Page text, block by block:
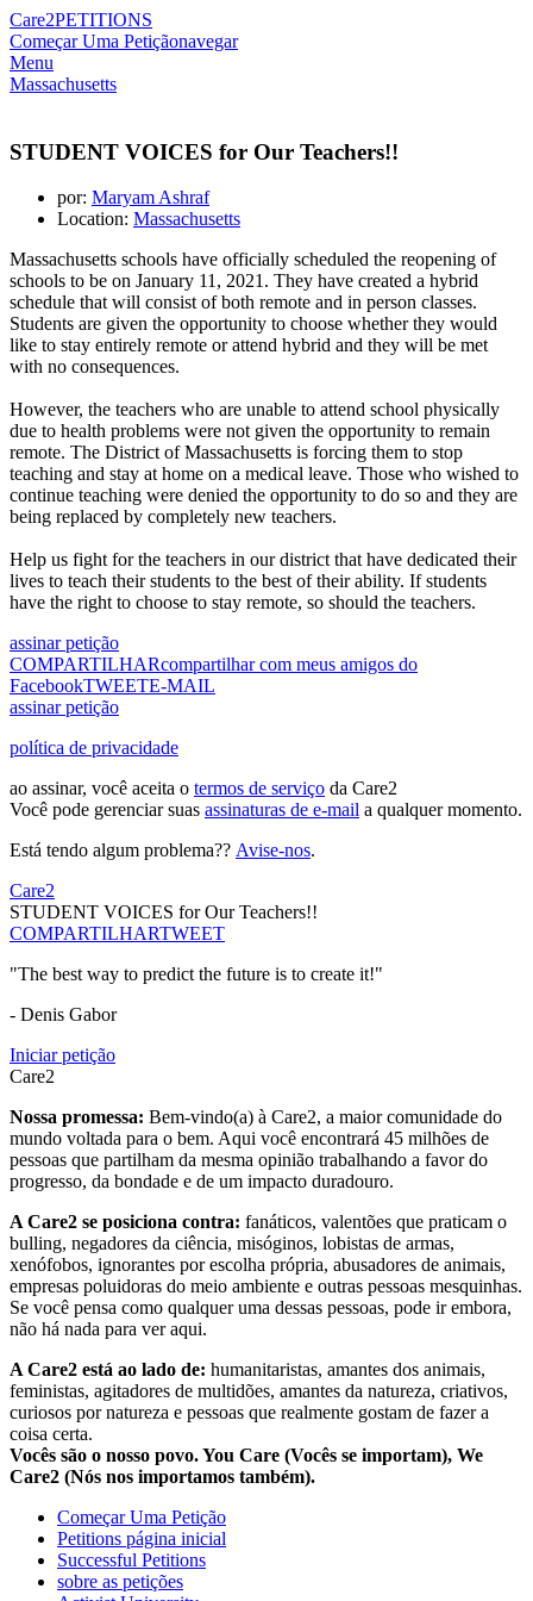
Care2PETITIONS
Começar Uma Petiçãonavegar
Menu
Massachusetts
STUDENT VOICES for Our Teachers!!
por: Maryam Ashraf
Location: Massachusetts
Massachusetts schools have officially scheduled the reopening of
schools to be on January 11, 2021. They have created a hybrid
schedule that will consist of both remote and in person classes.
Students are given the opportunity to choose whether they would
like to stay entirely remote or attend hybrid and they will be met
with no consequences.
However, the teachers who are unable to attend school physically
due to health problems were not given the opportunity to remain
remote. The District of Massachusetts is forcing them to stop
teaching and stay at home on a medical leave. Those who wished to
continue teaching were denied the opportunity to do so and they are
being replaced by completely new teachers.
Help us fight for the teachers in our district that have dedicated their
lives to teach their students to the best of their ability. If students
have the right to choose to stay remote, so should the teachers.
assinar petição
COMPARTILHARcompartilhar com meus amigos do
FacebookTWEETE-MAIL
assinar petição
política de privacidade
ao assinar, você aceita o termos de serviço da Care2
Você pode gerenciar suas assinaturas de e-mail a qualquer momento.
Está tendo algum problema?? Avise-nos.
Care2
STUDENT VOICES for Our Teachers!!
COMPARTILHARTWEET
"The best way to predict the future is to create it!"
- Denis Gabor
Iniciar petição
Care2
Nossa promessa: Bem-vindo(a) à Care2, a maior comunidade do
mundo voltada para o bem. Aqui você encontrará 45 milhões de
pessoas que partilham da mesma opinião trabalhando a favor do
progresso, da bondade e de um impacto duradouro.
A Care2 se posiciona contra: fanáticos, valentões que praticam o
bulling, negadores da ciência, misóginos, lobistas de armas,
xenófobos, ignorantes por escolha própria, abusadores de animais,
empresas poluidoras do meio ambiente e outras pessoas mesquinhas.
Se você pensa como qualquer uma dessas pessoas, pode ir embora,
não há nada para ver aqui.
A Care2 está ao lado de: humanitaristas, amantes dos animais,
feministas, agitadores de multidões, amantes da natureza, criativos,
curiosos por natureza e pessoas que realmente gostam de fazer a
coisa certa.
Vocês são o nosso povo. You Care (Vocês se importam), We
Care2 (Nós nos importamos também).
Começar Uma Petição
Petitions página inicial
Successful Petitions
sobre as petições